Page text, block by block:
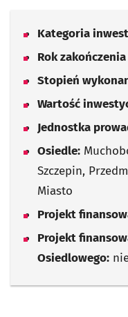
Kategoria
Rok
Stopień
Wartość
Jednostka
Osiedle:
Szczepin,
Miasto
Projekt
Projekt
Osiedlowego: